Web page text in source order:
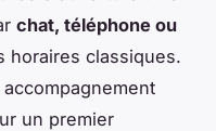
chat, téléphone ou
horaires classiques.
un premier